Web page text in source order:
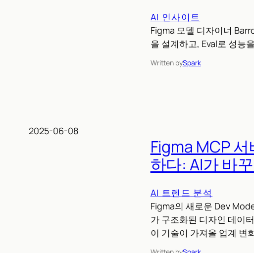
AI 인사이트
Figma 모델 디자이너
을 설계하고, Eval로 성능
Written bySpark
2025-06-08
Figma MCP
하다: AI가 바
AI 트렌드 분석
Figma의 새로운 Dev
가 구조화된 디자인 데이
이 기술이 가져올 업계 변